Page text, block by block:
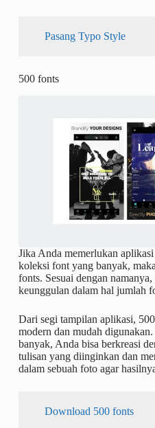
Pasang Typo Style
500 fonts
Jika Anda memerlukan
koleksi font yang banyak,
fonts. Sesuai dengan
keunggulan dalam hal jumlah
Dari segi tampilan aplikasi,
modern dan mudah
banyak, Anda bisa berkreasi
tulisan yang diinginkan dan
dalam sebuah foto agar
Download 500 fonts